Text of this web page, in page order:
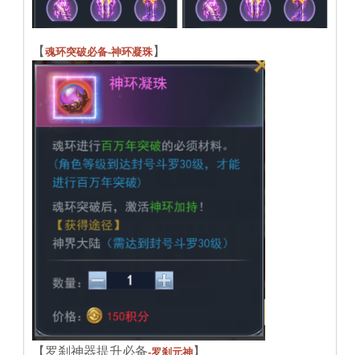
【魂环突破必备-神环凝珠 】
【罗刹神器提升必备-罗刹元神 】